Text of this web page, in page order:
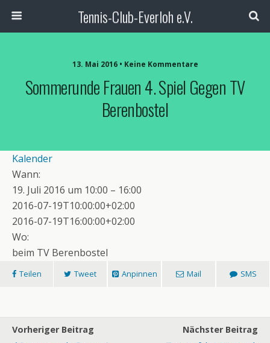
Tennis-Club-Everloh e.V.
13. Mai 2016 • Keine Kommentare
Sommerunde Frauen 4. Spiel Gegen TV
Berenbostel
Kalender
Wann:
19. Juli 2016 um 10:00 – 16:00
2016-07-19T10:00:00+02:00
2016-07-19T16:00:00+02:00
Wo:
beim TV Berenbostel
Teilen Tweet Anpinnen Mail SMS
Vorheriger Beitrag
Nächster Beitrag